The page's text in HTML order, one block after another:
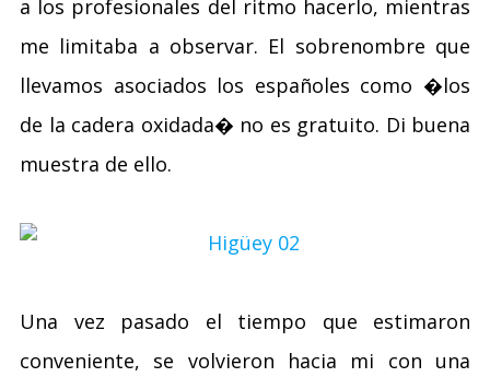
a los profesionales del ritmo hacerlo, mientras
me limitaba a observar. El sobrenombre que
llevamos asociados los españoles como �los
de la cadera oxidada� no es gratuito. Di buena
muestra de ello.
Una vez pasado el tiempo que estimaron
conveniente, se volvieron hacia mi con una